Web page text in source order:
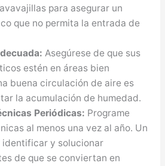
para asegurar un
que no permita la entrada de
Asegúrese de que sus
estén en áreas bien
buena circulación de aire es
la acumulación de humedad.
Periódicas: Programe
al menos una vez al año. Un
y solucionar
de que se conviertan en